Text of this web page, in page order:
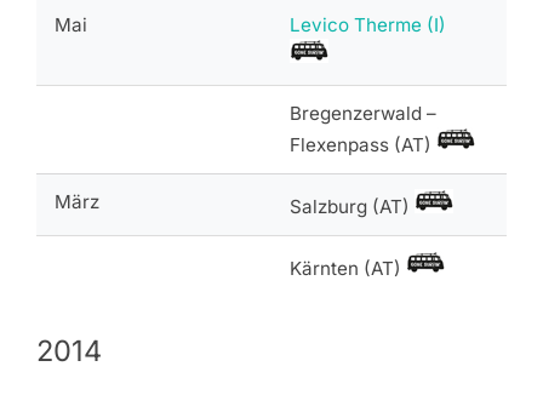
Mai Levico Therme (I)
Bregenzerwald –
Flexenpass (AT)
März Salzburg (AT)
Kärnten (AT)
2014